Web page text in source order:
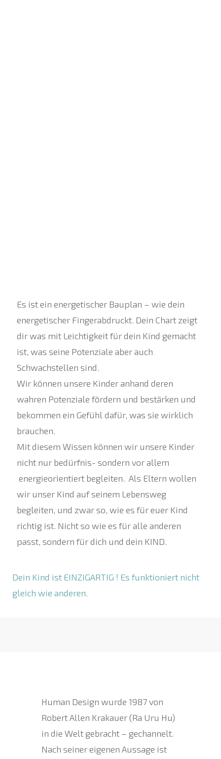
Es ist ein energetischer Bauplan – wie dein
energetischer Fingerabdruckt. Dein Chart zeigt
dir was mit Leichtigkeit für dein Kind gemacht
ist, was seine Potenziale aber auch
Schwachstellen sind.
Wir können unsere Kinder anhand deren
wahren Potenziale fördern und bestärken und
bekommen ein Gefühl dafür, was sie wirklich
brauchen.
Mit diesem Wissen können wir unsere Kinder
nicht nur bedürfnis- sondern vor allem
energieorientiert begleiten. Als Eltern wollen
wir unser Kind auf seinem Lebensweg
begleiten, und zwar so, wie es für euer Kind
richtig ist. Nicht so wie es für alle anderen
passt, sondern für dich und dein KIND.
Dein Kind ist EINZIGARTIG ! Es funktioniert nicht
gleich wie anderen.
Human Design wurde 1987 von
Robert Allen Krakauer (Ra Uru Hu)
in die Welt gebracht – gechannelt.
Nach seiner eigenen Aussage ist